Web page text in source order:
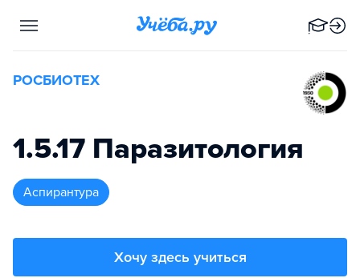
РОСБИОТЕХ
1.5.17 Паразитология
аспирантура
Хочу здесь учиться